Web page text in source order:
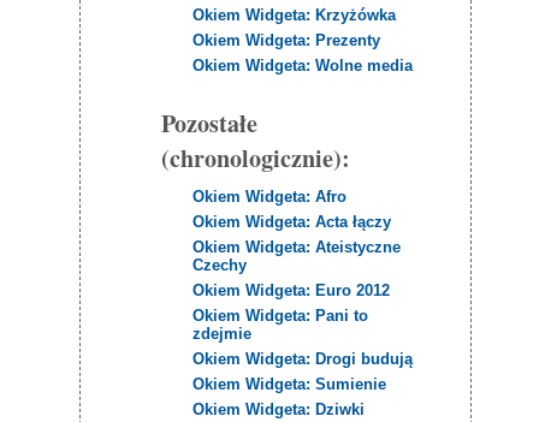
Okiem Widgeta: Krzyżówka
Okiem Widgeta: Prezenty
Okiem Widgeta: Wolne media
Pozostałe
(chronologicznie):
Okiem Widgeta: Afro
Okiem Widgeta: Acta łączy
Okiem Widgeta: Ateistyczne
Czechy
Okiem Widgeta: Euro 2012
Okiem Widgeta: Pani to
zdejmie
Okiem Widgeta: Drogi budują
Okiem Widgeta: Sumienie
Okiem Widgeta: Dziwki